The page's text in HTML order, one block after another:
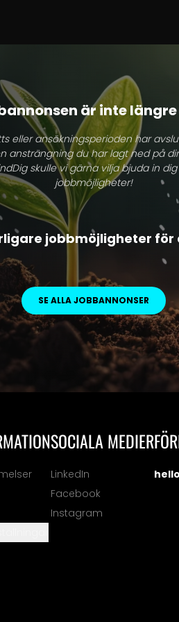
är inte
eller ansökningsperioden har
ansträngning du har lagt ned på
skulle vi gärna vilja bjuda in
jobbmöjligheter!
jobbmöjligheter för
SE ALLA JOBBANNONSER
SOCIALA MEDIER
LinkedIn
Facebook
Instagram